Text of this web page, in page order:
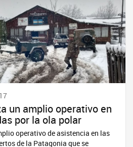
un amplio operativo en
por la ola polar
operativo de asistencia en las
de la Patagonia que se